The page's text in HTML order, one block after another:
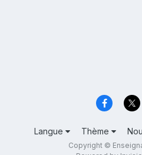
Langue Thème
Copyright ©